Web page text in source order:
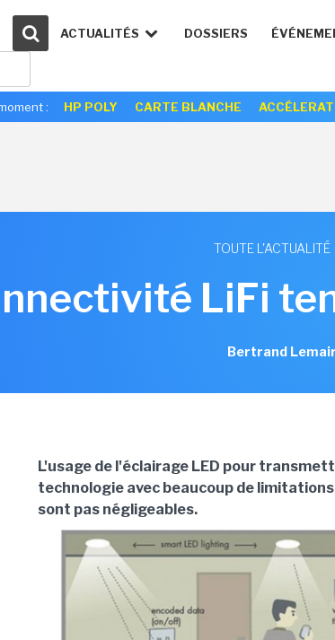
ACTUALITÉS DOSSIERS
: HP POLY CARTE BLANCHE
TOUTE L'ACTUALITÉ
LiFi
Bertrand
L'usage de l'éclairage LED pour
technologie avec beaucoup de
sont pas négligeables.